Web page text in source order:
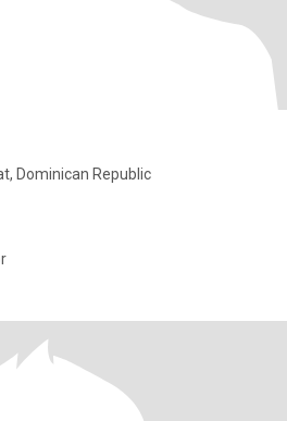
Dominican Republic